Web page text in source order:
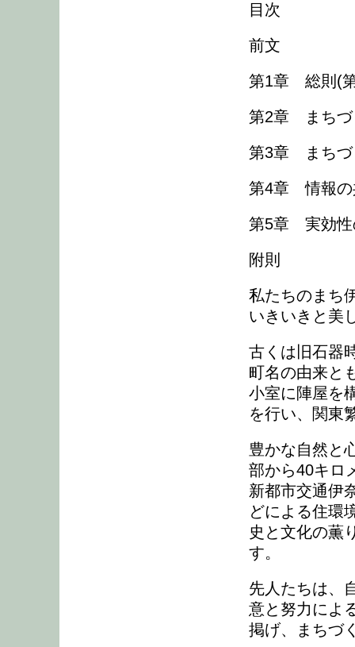
目次
前文
第1章 総則(
第2章 まちづ
第3章 まちづ
第4章 情報の
第5章 実効性
附則
私たちのまち
いきいきと美
古くは旧石器
町名の由来と
小室に陣屋を
を行い、関東
豊かな自然と
部から40キロ
新都市交通伊
どによる住環
史と文化の薫
す。
先人たちは、
意と努力によ
掲げ、まちづ